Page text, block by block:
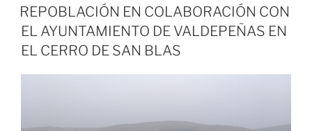
EL
REPOBLACIÓN EN COLABORACIÓN CON
EL AYUNTAMIENTO DE VALDEPEÑAS EN
EL CERRO DE SAN BLAS